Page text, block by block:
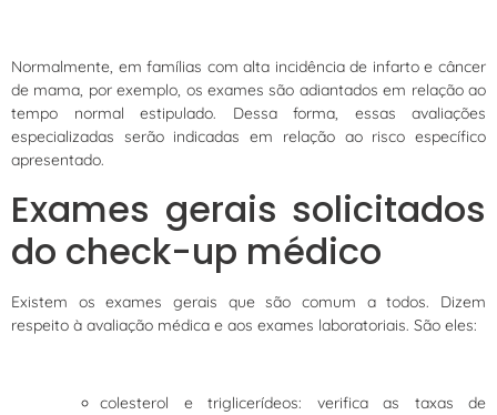
Normalmente, em famílias com alta incidência de infarto e câncer
de mama, por exemplo, os exames são adiantados em relação ao
tempo normal estipulado. Dessa forma, essas avaliações
especializadas serão indicadas em relação ao risco específico
apresentado.
Exames gerais solicitados
do check-up médico
Existem os exames gerais que são comum a todos. Dizem
respeito à avaliação médica e aos exames laboratoriais. São eles:
colesterol e triglicerídeos: verifica as taxas de